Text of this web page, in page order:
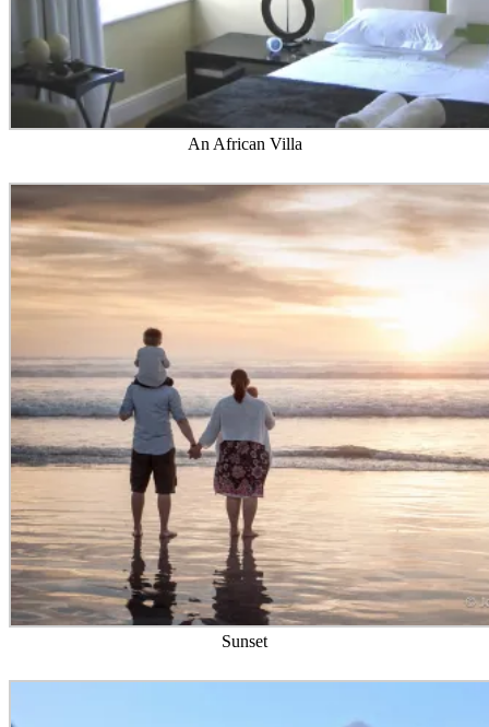
An African Villa
Sunset